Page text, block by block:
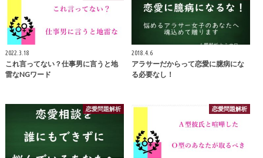
2022.3.18
これ言ってない？仕事男に言うと地
雷なNGワード
2018.4.6
アラサーだからって恋愛に臆病にな
る必要なし！
恋愛問題解析 恋愛問題解析